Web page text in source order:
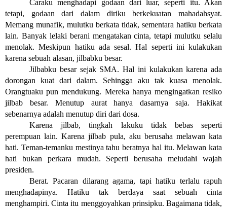
Caraku menghadapi godaan dari luar, seperti itu. Akan
tetapi, godaan dari dalam diriku berkekuatan mahadahsyat.
Memang munafik, mulutku berkata tidak, sementara hatiku berkata
lain. Banyak lelaki berani mengatakan cinta, tetapi mulutku selalu
menolak. Meskipun hatiku ada sesal. Hal seperti ini kulakukan
karena sebuah alasan, jilbabku besar.
Jilbabku besar sejak SMA. Hal ini kulakukan karena ada
dorongan kuat dari dalam. Sehingga aku tak kuasa menolak.
Orangtuaku pun mendukung. Mereka hanya mengingatkan resiko
jilbab besar. Menutup aurat hanya dasarnya saja. Hakikat
sebenarnya adalah menutup diri dari dosa.
Karena jilbab, tingkah lakuku tidak bebas seperti
perempuan lain. Karena jilbab pula, aku berusaha melawan kata
hati. Teman-temanku mestinya tahu beratnya hal itu. Melawan kata
hati bukan perkara mudah. Seperti berusaha meludahi wajah
presiden.
Berat. Pacaran dilarang agama, tapi hatiku terlalu rapuh
menghadapinya. Hatiku tak berdaya saat sebuah cinta
menghampiri. Cinta itu menggoyahkan prinsipku. Bagaimana tidak,